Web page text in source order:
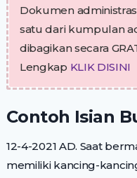
Dokumen
satu dari kumpulan
dibagikan secara
Lengkap KLIK DISINI
Contoh Isian
12-4-2021 AD. Saat
memiliki kancing-